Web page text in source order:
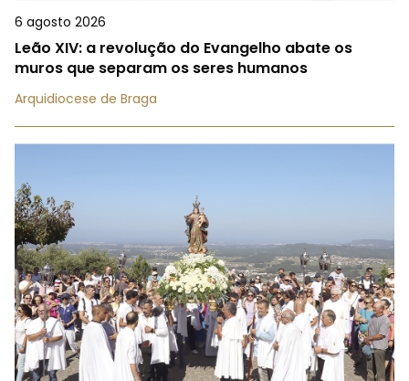
6 agosto 2026
Leão XIV: a revolução do Evangelho abate os
muros que separam os seres humanos
Arquidiocese de Braga